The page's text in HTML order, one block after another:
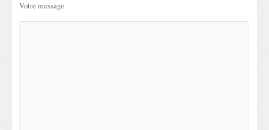
Votre message